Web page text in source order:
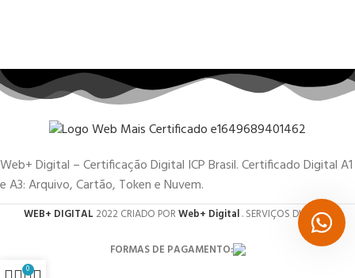
Web+ Digital – Certificação Digital ICP Brasil. Certificado Digital A1
e A3: Arquivo, Cartão, Token e Nuvem.
WEB+ DIGITAL 2022 CRIADO PORWeb+ Digital. SERVIÇOS DIGITAIS.
FORMAS DE PAGAMENTO:
0